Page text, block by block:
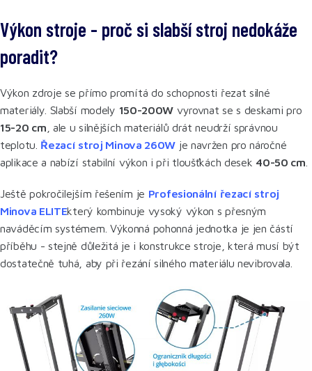
Výkon stroje - proč si slabší stroj nedokáže
poradit?
Výkon zdroje se přímo promítá do schopnosti řezat silné
materiály. Slabší modely 150-200W vyrovnat se s deskami pro
15-20 cm , ale u silnějších materiálů drát neudrží správnou
teplotu. Řezací stroj Minova 260W je navržen pro náročné
aplikace a nabízí stabilní výkon i při tloušťkách desek 40-50 cm
Ještě pokročilejším řešením je Profesionální řezací stroj
Minova ELITEkterý kombinuje vysoký výkon s přesným
naváděcím systémem. Výkonná pohonná jednotka je jen částí
příběhu - stejně důležitá je i konstrukce stroje, která musí být
dostatečně tuhá, aby při řezání silného materiálu nevibrovala.